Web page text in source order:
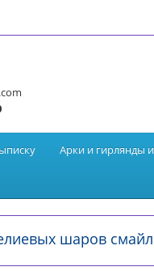
Арки и гирлянды
шаров